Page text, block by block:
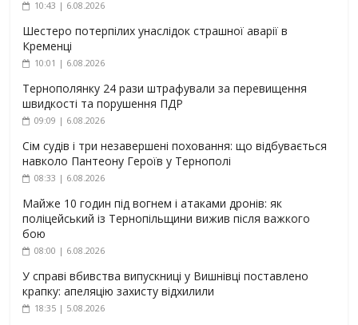
10:43 | 6.08.2026
Шестеро потерпілих унаслідок страшної аварії в
Кременці
10:01 | 6.08.2026
Тернополянку 24 рази штрафували за перевищення
швидкості та порушення ПДР
09:09 | 6.08.2026
Сім судів і три незавершені поховання: що відбувається
навколо Пантеону Героїв у Тернополі
08:33 | 6.08.2026
Майже 10 годин під вогнем і атаками дронів: як
поліцейський із Тернопільщини вижив після важкого
бою
08:00 | 6.08.2026
У справі вбивства випускниці у Вишнівці поставлено
крапку: апеляцію захисту відхилили
18:35 | 5.08.2026